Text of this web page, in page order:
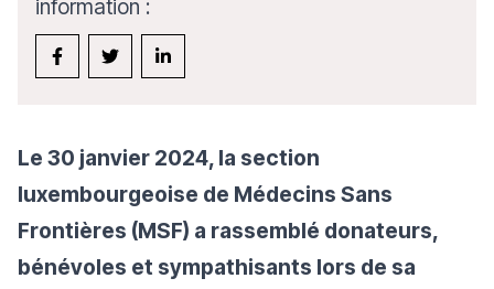
information :
Le 30 janvier 2024, la section
luxembourgeoise de Médecins Sans
Frontières (MSF) a rassemblé donateurs,
bénévoles et sympathisants lors de sa